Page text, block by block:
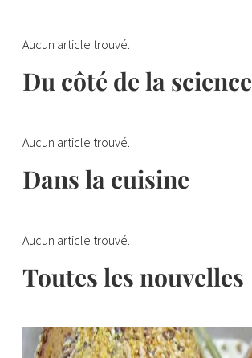
Aucun article trouvé.
Du côté de la science
Aucun article trouvé.
Dans la cuisine
Aucun article trouvé.
Toutes les nouvelles